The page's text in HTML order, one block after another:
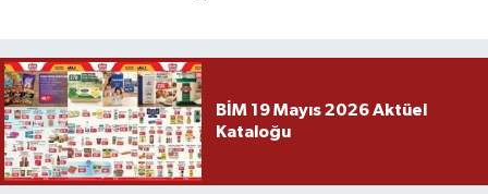
BİM 19 Mayıs 2026 Aktüel
Kataloğu